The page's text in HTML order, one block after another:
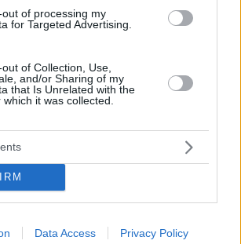
of processing my
for Targeted Advertising.
of Collection, Use,
and/or Sharing of my
that Is Unrelated with the
it was collected.
Data Access Privacy Policy
be published. Required fields are marked